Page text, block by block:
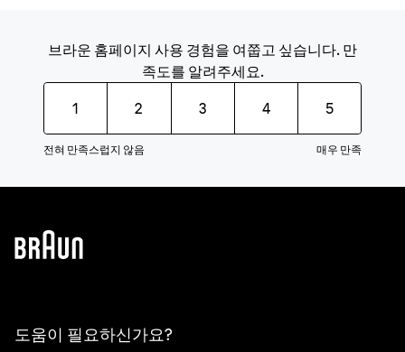
브라운 홈페이지 사용 경험을 여쭙고 싶습니다. 만
족도를 알려주세요.
1 2 3 4 5
전혀 만족스럽지 않음 매우 만족
도움이 필요하신가요?